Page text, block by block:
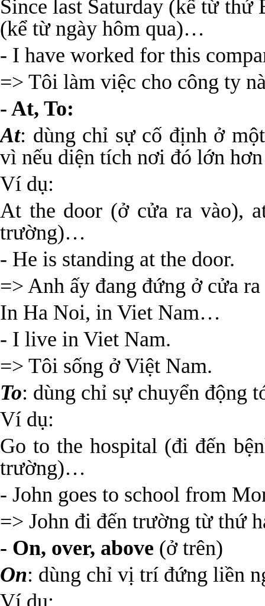
Since last Saturday (kể từ thứ
(kể từ ngày hôm qua)…
- I have worked for this
=> Tôi làm việc cho công ty
- At, To:
At: dùng chỉ sự cố định ở
vì nếu diện tích nơi đó lớn
Ví dụ:
At the door (ở cửa ra vào),
trường)…
- He is standing at the door.
=> Anh ấy đang đứng ở cửa
In Ha Noi, in Viet Nam…
- I live in Viet Nam.
=> Tôi sống ở Việt Nam.
To: dùng chỉ sự chuyển động
Ví dụ:
Go to the hospital (đi đến
trường)…
- John goes to school from
=> John đi đến trường từ thứ
- On, over, above (ở trên)
On: dùng chỉ vị trí đứng liền
Ví dụ: